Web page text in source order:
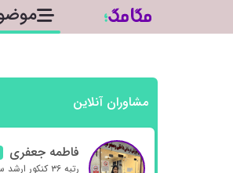
مشاوران آنلاین
فاطمه جعفری
رتبه ۳۶ کنکور ارشد سم شناسی